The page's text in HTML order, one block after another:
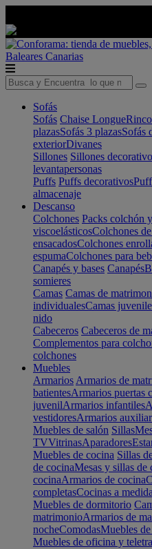
Baleares Canarias
Sofás
Sofás Chaise Longue
plazasSofás 3 plazasSofás
exteriorDivanes
Sillones Sillones
levantapersonas
Puffs Puffs decorativos
almacenaje
Descanso
Colchones Packs colchón
viscoelásticosColchones
ensacadosColchones
espumaColchones para
Canapés y bases Canapés
somieres
Camas Camas de
individualesCamas
nido
Cabeceros Cabeceros de
Complementos para
colchones
Muebles
Armarios Armarios de
batientesArmarios puertas
juvenilArmarios infantiles
vestidoresArmarios
Muebles de salón Sillas
TVVitrinasAparadores
Muebles de cocina Sillas
de cocinaMesas y sillas de
cocinaArmarios de cocina
completasCocinas a medida
Muebles de dormitorio
matrimonioArmarios de
nocheComodasMuebles
Muebles de oficina y